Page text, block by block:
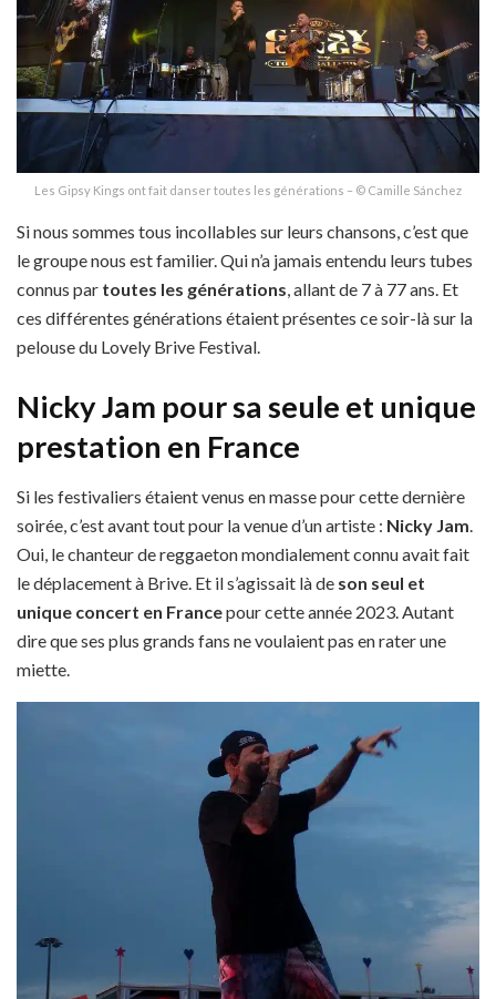
Les Gipsy Kings ont fait danser toutes les générations – © Camille Sánchez
Si nous sommes tous incollables sur leurs chansons, c’est que
le groupe nous est familier. Qui n’a jamais entendu leurs tubes
connus par toutes les générations, allant de 7 à 77 ans. Et
ces différentes générations étaient présentes ce soir-là sur la
pelouse du Lovely Brive Festival.
Nicky Jam pour sa seule et unique
prestation en France
Si les festivaliers étaient venus en masse pour cette dernière
soirée, c’est avant tout pour la venue d’un artiste : Nicky Jam
Oui, le chanteur de reggaeton mondialement connu avait fait
le déplacement à Brive. Et il s’agissait là de son seul et
unique concert en Francepour cette année 2023. Autant
dire que ses plus grands fans ne voulaient pas en rater une
miette.